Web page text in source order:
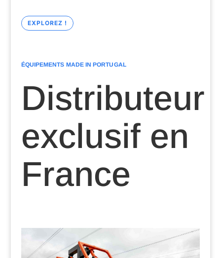
EXPLOREZ !
ÉQUIPEMENTS MADE IN PORTUGAL
Distributeur
exclusif en
France